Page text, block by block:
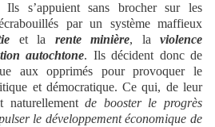
s’appuient sans brocher sur les
par un système maffieux
et la rente minière, laviolence
autochtone. Ils décident donc de
aux opprimés pour provoquer le
et démocratique. Ce qui, de leur
naturellementde booster le progrès
le développement économique de